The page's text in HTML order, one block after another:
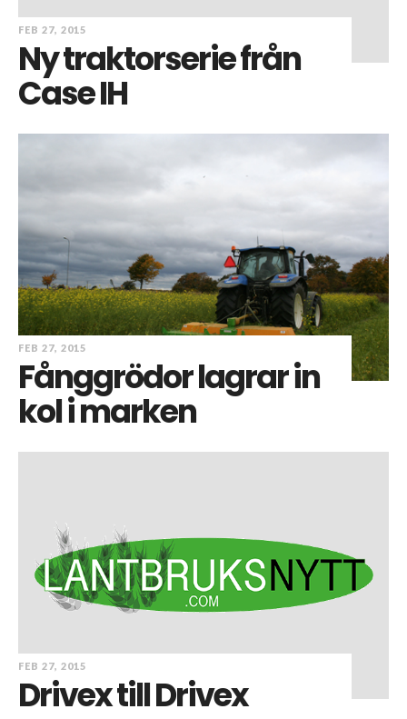
FEB 27, 2015
Ny traktorserie från
Case IH
FEB 27, 2015
Fånggrödor lagrar in
kol i marken
FEB 27, 2015
Drivex till Drivex